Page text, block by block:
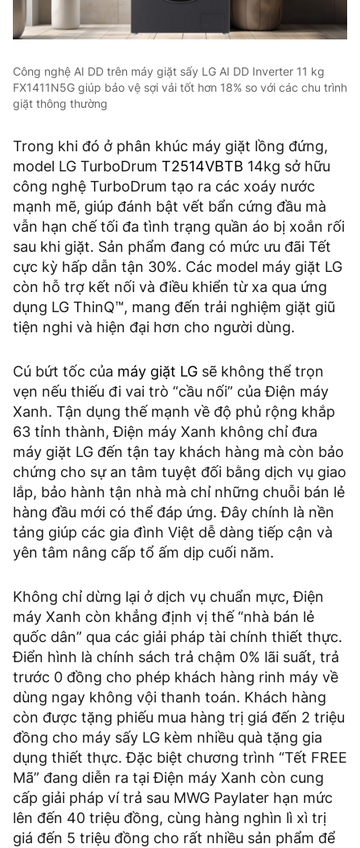
Công nghệ AI DD trên máy giặt sấy LG AI DD Inverter 11 kg
FX1411N5G giúp bảo vệ sợi vải tốt hơn 18% so với các chu trình
giặt thông thường
Trong khi đó ở phân khúc máy giặt lồng đứng,
model LG TurboDrum T2514VBTB 14kg sở hữu
công nghệ TurboDrum tạo ra các xoáy nước
mạnh mẽ, giúp đánh bật vết bẩn cứng đầu mà
vẫn hạn chế tối đa tình trạng quần áo bị xoắn rối
sau khi giặt. Sản phẩm đang có mức ưu đãi Tết
cực kỳ hấp dẫn tận 30%. Các model máy giặt LG
còn hỗ trợ kết nối và điều khiển từ xa qua ứng
dụng LG ThinQ™, mang đến trải nghiệm giặt giũ
tiện nghi và hiện đại hơn cho người dùng.
Cú bứt tốc của máy giặt LG sẽ không thể trọn
vẹn nếu thiếu đi vai trò “cầu nối” của Điện máy
Xanh. Tận dụng thế mạnh về độ phủ rộng khắp
63 tỉnh thành, Điện máy Xanh không chỉ đưa
máy giặt LG đến tận tay khách hàng mà còn bảo
chứng cho sự an tâm tuyệt đối bằng dịch vụ giao
lắp, bảo hành tận nhà mà chỉ những chuỗi bán lẻ
hàng đầu mới có thể đáp ứng. Đây chính là nền
tảng giúp các gia đình Việt dễ dàng tiếp cận và
yên tâm nâng cấp tổ ấm dịp cuối năm.
Không chỉ dừng lại ở dịch vụ chuẩn mực, Điện
máy Xanh còn khẳng định vị thế “nhà bán lẻ
quốc dân” qua các giải pháp tài chính thiết thực.
Điển hình là chính sách trả chậm 0% lãi suất, trả
trước 0 đồng cho phép khách hàng rinh máy về
dùng ngay không vội thanh toán. Khách hàng
còn được tặng phiếu mua hàng trị giá đến 2 triệu
đồng cho máy sấy LG kèm nhiều quà tặng gia
dụng thiết thực. Đặc biệt chương trình “Tết FREE
Mã” đang diễn ra tại Điện máy Xanh còn cung
cấp giải pháp ví trả sau MWG Paylater hạn mức
lên đến 40 triệu đồng, cùng hàng nghìn lì xì trị
giá đến 5 triệu đồng cho rất nhiều sản phẩm để